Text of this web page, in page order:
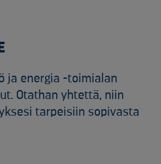
ja energia -toimialan
Otathan yhtettä, niin
tarpeisiin sopivasta